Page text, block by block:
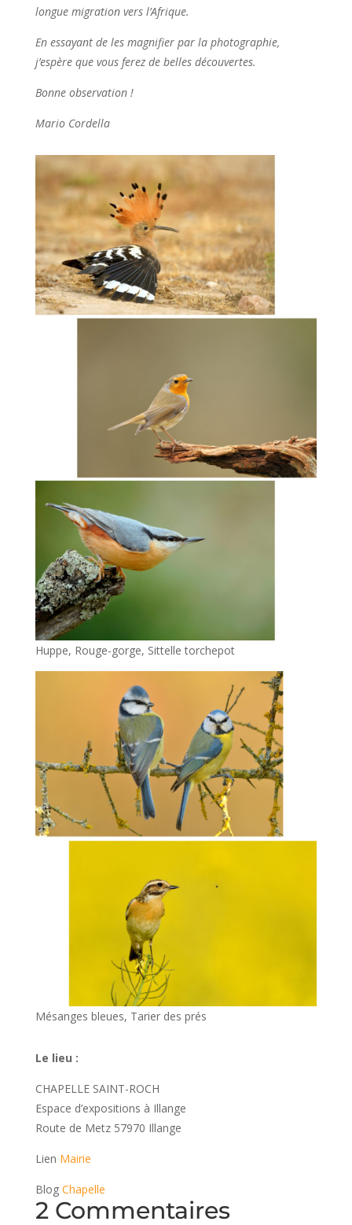
longue migration vers l’Afrique.
En essayant de les magnifier par la photographie,
j’espère que vous ferez de belles découvertes.
Bonne observation !
Mario Cordella
Huppe, Rouge-gorge, Sittelle torchepot
Mésanges bleues, Tarier des prés
Le lieu :
CHAPELLE SAINT-ROCH
Espace d’expositions à Illange
Route de Metz 57970 Illange
Lien Mairie
Blog Chapelle
2 Commentaires